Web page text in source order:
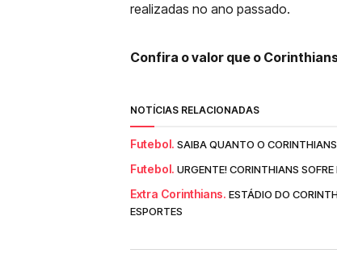
realizadas no ano passado.
Confira o valor que o
NOTÍCIAS RELACIONADAS
Futebol. SAIBA QUANTO O
Futebol. URGENTE! CORINTHIANS
Extra Corinthians. ESTÁDIO DO
ESPORTES